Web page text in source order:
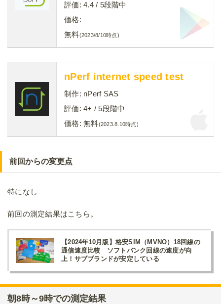
評価: 4.4/ 5段階中
価格:
無料(2023/8/10時点)
nPerf internet speed test
制作: nPerf SAS
評価: 4+ / 5段階中
価格: 無料(2023.8.10時点)
前回からの変更点
特になし
前回の測定結果はこちら。
【2024年10月版】格安SIM（MVNO）18回線の
通信速度比較 ソフトバンク回線の速度が向
上！サブブランドが安定している
朝8時～9時での測定結果